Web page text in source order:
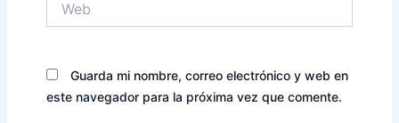
Guarda mi nombre, correo electrónico y web en
este navegador para la próxima vez que comente.